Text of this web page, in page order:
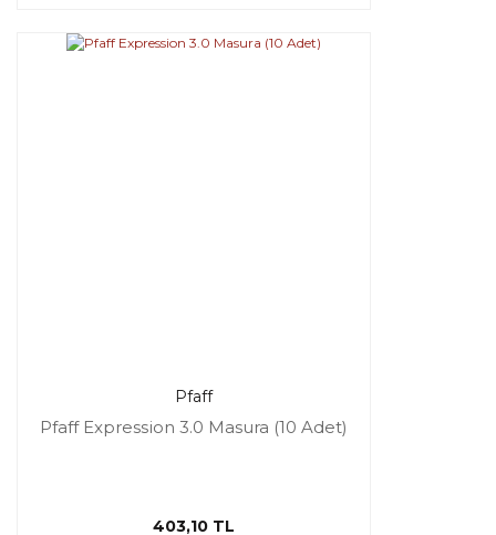
Pfaff
Pfaff Expression 3.0 Masura (10 Adet)
403,10 TL